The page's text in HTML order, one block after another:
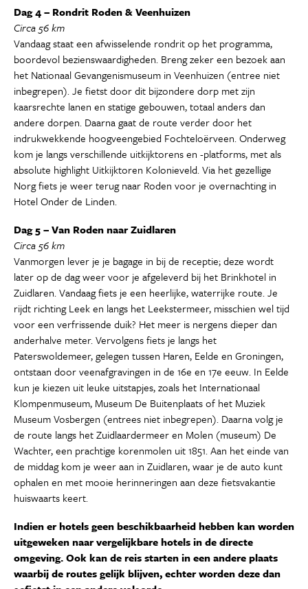
Dag 4 – Rondrit Roden & Veenhuizen
Circa 56 km
Vandaag staat een afwisselende rondrit op het programma,
boordevol bezienswaardigheden. Breng zeker een bezoek aan
het Nationaal Gevangenismuseum in Veenhuizen (entree niet
inbegrepen). Je fietst door dit bijzondere dorp met zijn
kaarsrechte lanen en statige gebouwen, totaal anders dan
andere dorpen. Daarna gaat de route verder door het
indrukwekkende hoogveengebied Fochteloërveen. Onderweg
kom je langs verschillende uitkijktorens en -platforms, met als
absolute highlight Uitkijktoren Kolonieveld. Via het gezellige
Norg fiets je weer terug naar Roden voor je overnachting in
Hotel Onder de Linden.
Dag 5 – Van Roden naar Zuidlaren
Circa 56 km
Vanmorgen lever je je bagage in bij de receptie; deze wordt
later op de dag weer voor je afgeleverd bij het Brinkhotel in
Zuidlaren. Vandaag fiets je een heerlijke, waterrijke route. Je
rijdt richting Leek en langs het Leekstermeer, misschien wel tijd
voor een verfrissende duik? Het meer is nergens dieper dan
anderhalve meter. Vervolgens fiets je langs het
Paterswoldemeer, gelegen tussen Haren, Eelde en Groningen,
ontstaan door veenafgravingen in de 16e en 17e eeuw. In Eelde
kun je kiezen uit leuke uitstapjes, zoals het Internationaal
Klompenmuseum, Museum De Buitenplaats of het Muziek
Museum Vosbergen (entrees niet inbegrepen). Daarna volg je
de route langs het Zuidlaardermeer en Molen (museum) De
Wachter, een prachtige korenmolen uit 1851. Aan het einde van
de middag kom je weer aan in Zuidlaren, waar je de auto kunt
ophalen en met mooie herinneringen aan deze fietsvakantie
huiswaarts keert.
Indien er hotels geen beschikbaarheid hebben kan worden
uitgeweken naar vergelijkbare hotels in de directe
omgeving. Ook kan de reis starten in een andere plaats
waarbij de routes gelijk blijven, echter worden deze dan